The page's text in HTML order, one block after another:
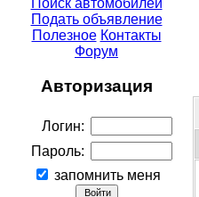
Поиск автомобилей
Подать объявление
Полезное Контакты
Форум
Авторизация
Логин:
Пароль:
запомнить меня